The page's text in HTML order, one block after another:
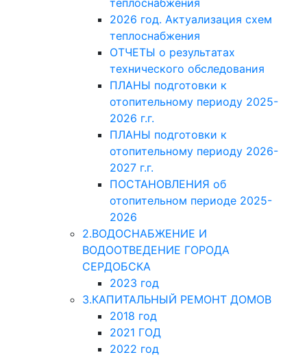
теплоснабжения
2026 год. Актуализация схем
теплоснабжения
ОТЧЕТЫ о результатах
технического обследования
ПЛАНЫ подготовки к
отопительному периоду 2025-
2026 г.г.
ПЛАНЫ подготовки к
отопительному периоду 2026-
2027 г.г.
ПОСТАНОВЛЕНИЯ об
отопительном периоде 2025-
2026
2.ВОДОСНАБЖЕНИЕ И
ВОДООТВЕДЕНИЕ ГОРОДА
СЕРДОБСКА
2023 год
3.КАПИТАЛЬНЫЙ РЕМОНТ ДОМОВ
2018 год
2021 ГОД
2022 год